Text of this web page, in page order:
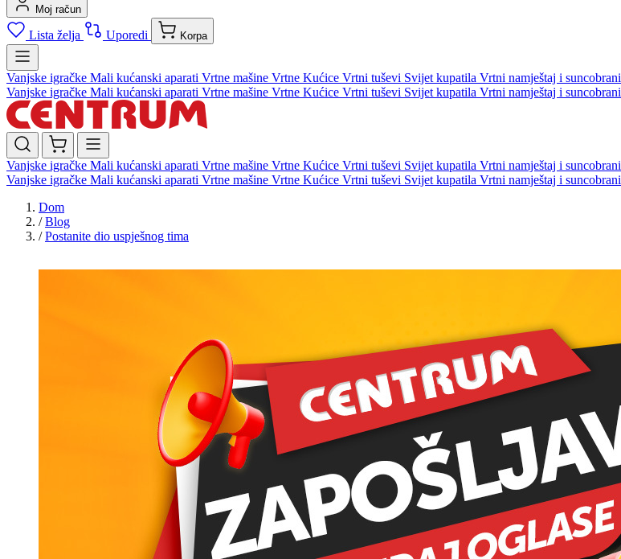
Moj račun
Lista želja Uporedi Korpa
Vanjske igračke Mali kućanski aparati Vrtne mašine Vrtne Kućice Vrtni tuševi Svijet kupatila Vrtni namještaj i suncobrani
Vanjske igračke Mali kućanski aparati Vrtne mašine Vrtne Kućice Vrtni tuševi Svijet kupatila Vrtni namještaj i suncobrani
Vanjske igračke Mali kućanski aparati Vrtne mašine Vrtne Kućice Vrtni tuševi Svijet kupatila Vrtni namještaj i suncobrani
Vanjske igračke Mali kućanski aparati Vrtne mašine Vrtne Kućice Vrtni tuševi Svijet kupatila Vrtni namještaj i suncobrani
Dom
/ Blog
/ Postanite dio uspješnog tima